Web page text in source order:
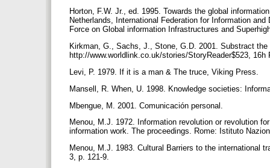
Horton, F.W. Jr., ed. 1995. Towards the global
Netherlands, International Federation for Information
Force on Global information Infrastructures and
Kirkman, G., Sachs, J., Stone, G.D. 2001. Substract
http://www.worldlink.co.uk/stories/StoryReader$523,
Levi, P. 1979. If it is a man & The truce, Viking Press.
Mansell, R. When, U. 1998. Knowledge societies:
Mbengue, M. 2001. Comunicación personal.
Menou, M.J. 1972. Information revolution or revolution
information work. The proceedings. Rome: Istituto
Menou, M.J. 1983. Cultural Barriers to the international
3, p. 121-9.